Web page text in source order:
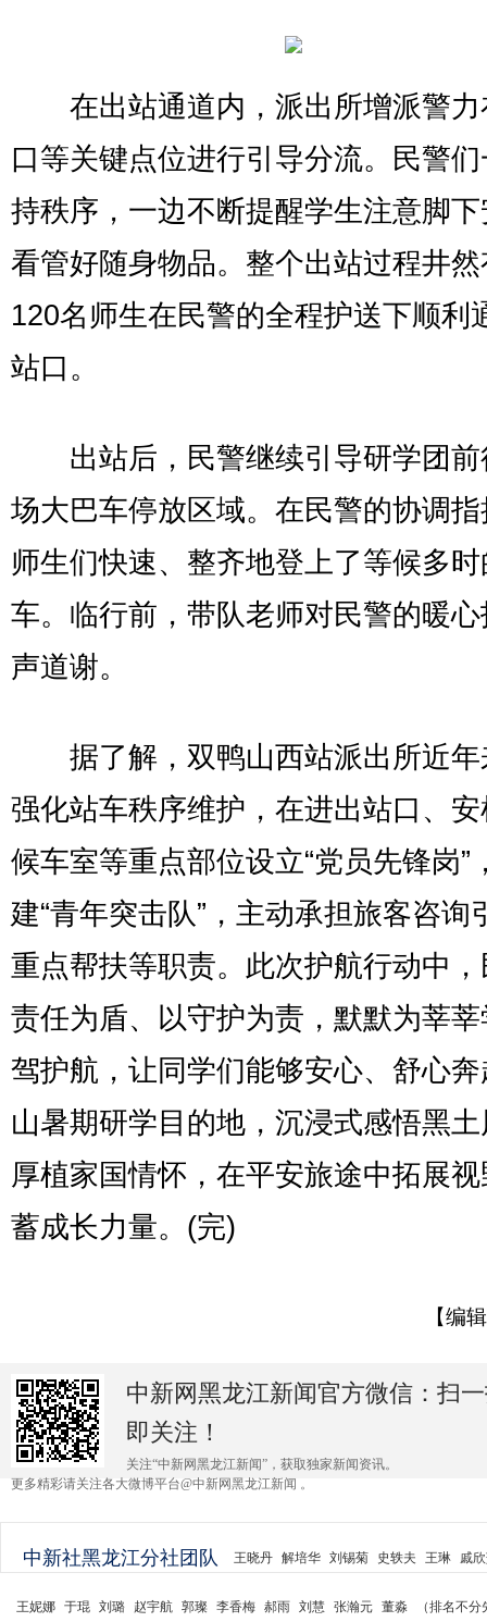
在出站通道内，派出所增派警力
口等关键点位进行引导分流。民警
持秩序，一边不断提醒学生注意脚
看管好随身物品。整个出站过程井
120名师生在民警的全程护送下顺利
站口。
出站后，民警继续引导研学团前
场大巴车停放区域。在民警的协调
师生们快速、整齐地登上了等候多
车。临行前，带队老师对民警的暖
声道谢。
据了解，双鸭山西站派出所近年
强化站车秩序维护，在进出站口、
候车室等重点部位设立“党员先锋岗”
建“青年突击队”，主动承担旅客咨询
重点帮扶等职责。此次护航行动中
责任为盾、以守护为责，默默为莘
驾护航，让同学们能够安心、舒心
山暑期研学目的地，沉浸式感悟黑
厚植家国情怀，在平安旅途中拓展
蓄成长力量。(完)
【编
中新网黑龙江新闻官方微信：扫
即关注！
关注“中新网黑龙江新闻”，获取独家新闻资讯。
更多精彩请关注各大微博平台@中新网黑龙江新闻 。
中新社黑龙江分社团队 王晓丹 解培华 刘锡菊 史轶夫 王琳 戚
王妮娜 于琨 刘璐 赵宇航 郭璨 李香梅 郝雨 刘慧 张瀚元 董淼 （排名不